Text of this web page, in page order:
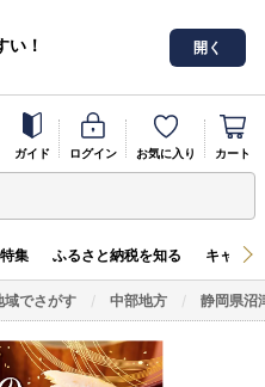
い！
開く
ガイド ログイン お気に入り カート
特集 ふるさと納税を知る キャン
域でさがす 中部地方 静岡県沼